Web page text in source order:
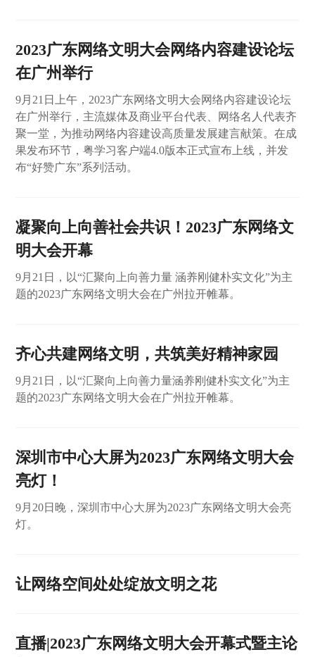
2023广东网络文明大会网络内容建设论坛
在广州举行
9月21日上午，2023广东网络文明大会网络内容建设论坛
在广州举行，主流媒体及商业平台代表、网络名人代表齐
聚一堂，为推动网络内容建设高质量发展建言献策。在成
果发布环节，粤学习客户端4.0版本正式宣布上线，并发
布“好赞广东”系列活动。
凝聚向上向善社会共识！2023广东网络文
明大会开幕
9月21日，以“汇聚向上向善力量 涵养刚健朴实文化”为主
题的2023广东网络文明大会在广州拉开帷幕。
齐心共建网络文明，共筑美好精神家园
9月21日，以“汇聚向上向善力量涵养刚健朴实文化”为主
题的2023广东网络文明大会在广州拉开帷幕。
深圳市中心大屏为2023广东网络文明大会
亮灯！
9月20日晚，深圳市中心大屏为2023广东网络文明大会亮
灯。
让网络空间处处绽放文明之花
直播|2023广东网络文明大会开幕式暨主论